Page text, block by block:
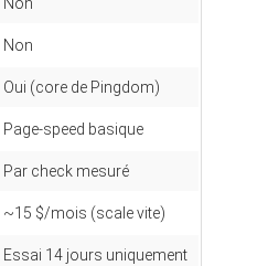
Non
Oui (core de Pingdom)
Page-speed basique
Par check mesuré
~15 $/mois (scale vite)
Essai 14 jours uniquement